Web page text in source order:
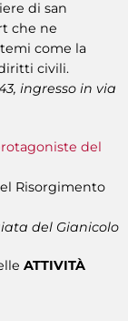
di san
che ne
come la
civili.
ingresso in via
del
Risorgimento
del Gianicolo
ATTIVITÀ